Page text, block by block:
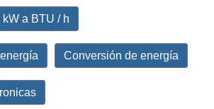
a BTU / h
Conversión de energía